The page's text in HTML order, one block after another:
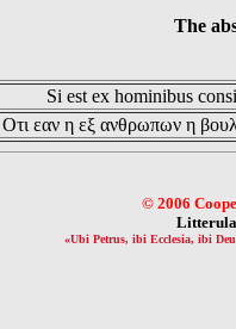
The
Si est ex hominibus
Οτι εαν η εξ ανθρωπων η
© 2006
«Ubi Petrus, ibi Ecclesia, ibi